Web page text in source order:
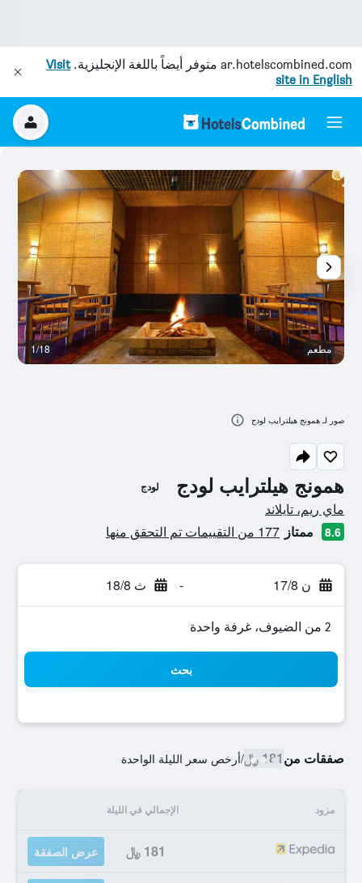
ar.hotelscombined.com متوفر أيضاً باللغة الإنجليزية.Visit
site in English
همونج هيلترايب لودج لودج
تقييم فئة 0
ماي ريم، تايلاند
8.6 ممتاز 177 من التقييمات تم التحقق منها
ن 17/8 - ث 18/8
2 من الضيوف، غرفة واحدة
بحث
صفقات من181 ﷼ /أرخص سعر الليلة الواحدة
مزود الإجمالي في الليلة
181 ﷼ عرض الصفقة
مطعم 1/18
صور لـ همونج هيلترايب لودج